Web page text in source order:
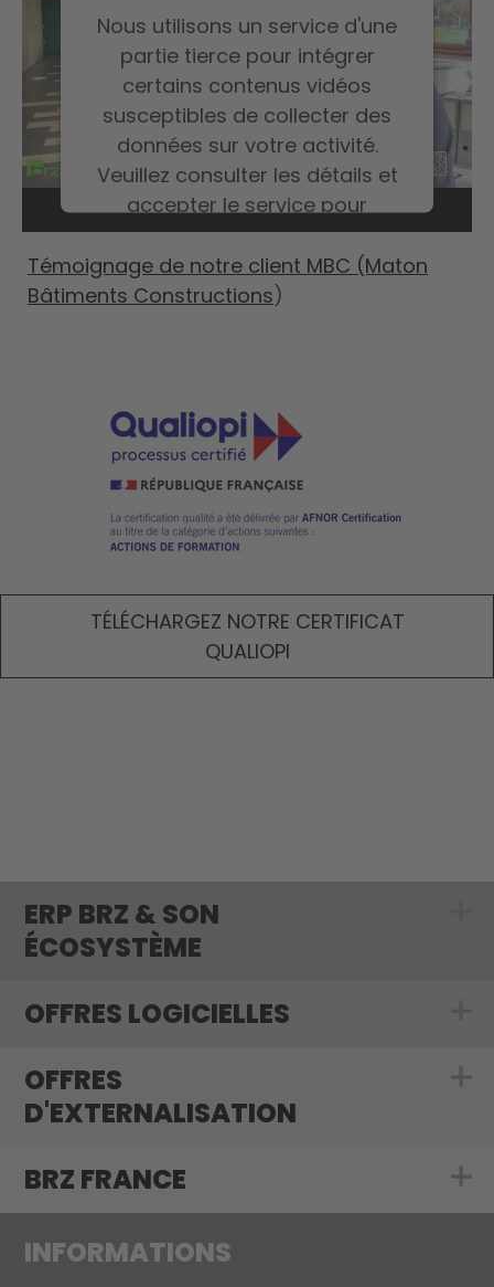
Nous utilisons un service d'une
partie tierce pour intégrer
certains contenus vidéos
susceptibles de collecter des
données sur votre activité.
Veuillez consulter les détails et
accepter le service pour
regarder cette vidéo.
En savoir plus
Témoignage de notre client MBC (Maton
Bâtiments Constructions)
TÉLÉCHARGEZ NOTRE CERTIFICAT
QUALIOPI
ERP BRZ & SON
ÉCOSYSTÈME
OFFRES LOGICIELLES
OFFRES
D'EXTERNALISATION
Show
BRZ FRANCE Show
INFORMATIONS